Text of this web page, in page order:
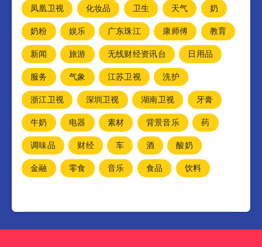
凤凰卫视
化妆品 卫生 天气
奶
奶粉
娱乐 广东珠江 康师傅
教育
新闻
旅游 无线财经资讯台
日用品
服务
气象 江苏卫视
洗护
浙江卫视
深圳卫视 湖南卫视
牙膏
牛奶
电器 素材 背景音乐
药
调味品
财经 车 酒
酸奶
金融
零食 音乐 食品 饮料